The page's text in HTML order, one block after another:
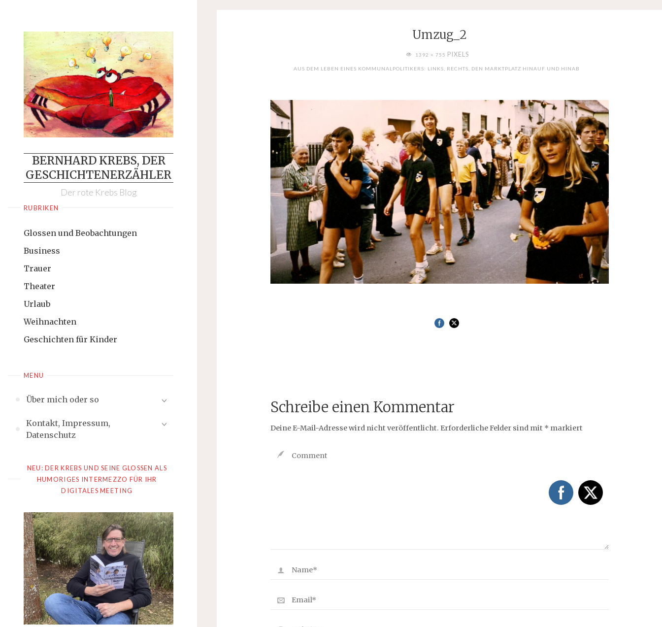
content
BERNHARD KREBS, DER
GESCHICHTENERZÄHLER
Der rote Krebs Blog
RUBRIKEN
Glossen und Beobachtungen
Business
Trauer
Theater
Urlaub
Weihnachten
Geschichten für Kinder
MENU
Über mich oder so
Kontakt, Impressum,
Datenschutz
NEU: DER KREBS UND SEINE GLOSSEN ALS
HUMORIGES INTERMEZZO FÜR IHR
DIGITALES MEETING
Umzug_2
FULL1392 × 755 PIXELS
AUS DEM LEBEN EINES KOMMUNALPOLITIKERS: LINKS, RECHTS, DEN MARKTPLATZ HINAUF UND HINAB
Schreibe einen Kommentar
Deine E-Mail-Adresse wird nicht veröffentlicht. Erforderliche Felder sind mit * markiert